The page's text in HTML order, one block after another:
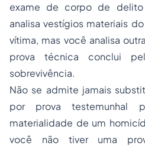
exame de corpo de
analisa vestígios materiais
vítima, mas você analisa
prova técnica conclui
sobrevivência.
Não se admite jamais
por prova testemunhal
materialidade de um
você não tiver uma